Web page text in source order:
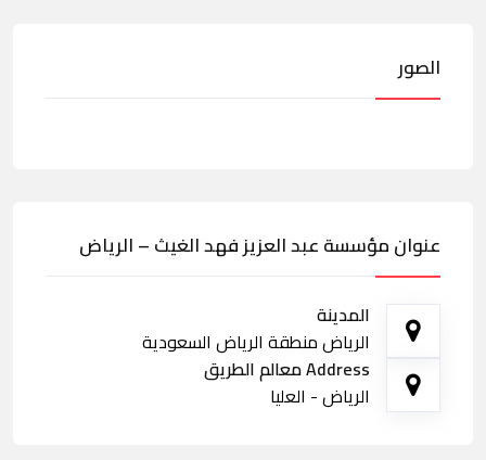
الصور
عنوان مؤسسة عبد العزيز فهد الغيث – الرياض
المدينة
الرياض منطقة الرياض السعودية
Address معالم الطريق
الرياض - العليا